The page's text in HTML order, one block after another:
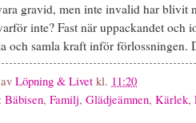
gravid, men inte invalid har blivit
inte? Fast när uppackandet
och samla kraft inför förlossningen.
Löpning & Livet kl. 11:20
Bäbisen, Familj, Glädjeämnen, Kärlek,